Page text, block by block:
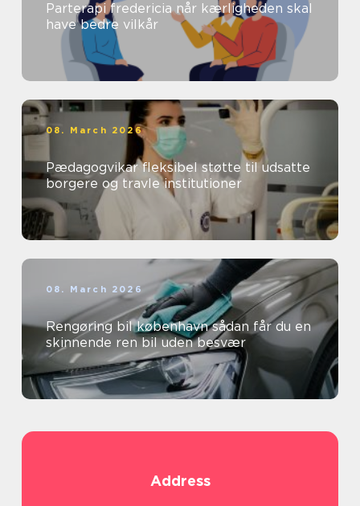
Parterapi fredericia når kærligheden skal
have bedre vilkår
08. March 2026
Pædagogvikar fleksibel støtte til udsatte
borgere og travle institutioner
08. March 2026
Rengøring bil københavn sådan får du en
skinnende ren bil uden besvær
Address